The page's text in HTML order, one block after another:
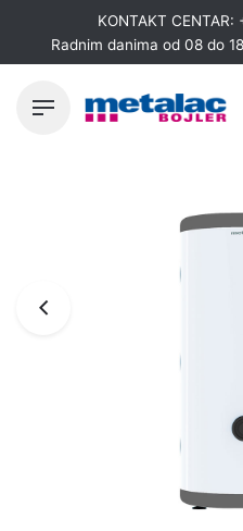
content
KONTAKT CENTAR:
Radnim danima od 08 do